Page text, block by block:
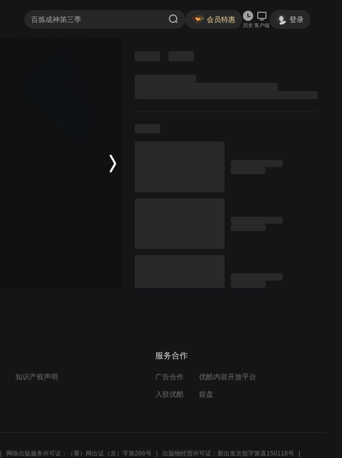
会员特惠
历史 客户端
登录
知识产权声明
服务合作
广告合作 优酷内容开放平台
入驻优酷 娱盘
网络出版服务许可证：（署）网出证（京）字第266号 出版物经营许可证：新出发京批字第直150118号